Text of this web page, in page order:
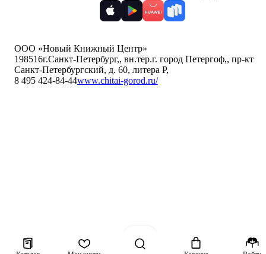
ООО «Новый Книжный Центр»
198516г.Санкт-Петербург,, вн.тер.г. город Петергоф,, пр-кт
Санкт-Петербургский, д. 60, литера Р,
8 495 424-84-44www.chitai-gorod.ru/